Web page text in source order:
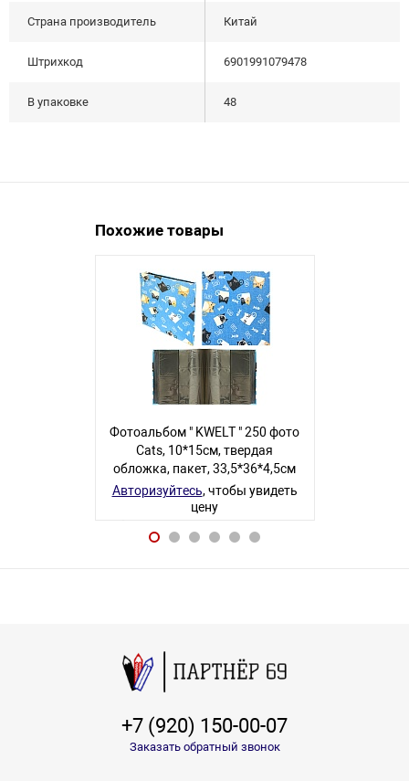
Страна производитель Китай
Штрихкод 6901991079478
В упаковке 48
Похожие товары
Фотоальбом " KWELT " 250 фото
Cats, 10*15см, твердая
обложка, пакет, 33,5*36*4,5см
Авторизуйтесь, чтобы увидеть
цену
+7 (920) 150-00-07
Заказать обратный звонок